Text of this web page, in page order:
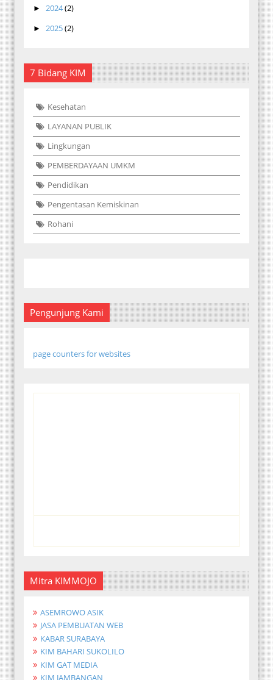
► 2024(2)
► 2025(2)
7 Bidang KIM
Kesehatan
LAYANAN PUBLIK
Lingkungan
PEMBERDAYAAN UMKM
Pendidikan
Pengentasan Kemiskinan
Rohani
Pengunjung Kami
page counters for websites
Mitra KIMMOJO
ASEMROWO ASIK
JASA PEMBUATAN WEB
KABAR SURABAYA
KIM BAHARI SUKOLILO
KIM GAT MEDIA
KIM JAMBANGAN